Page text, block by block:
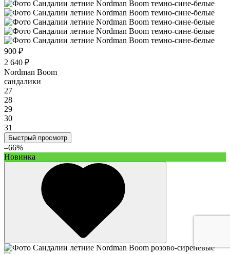
900 ₽
2 640 ₽
Nordman Boom
сандалики
27
28
29
30
31
Быстрый просмотр
–66%
Новинка